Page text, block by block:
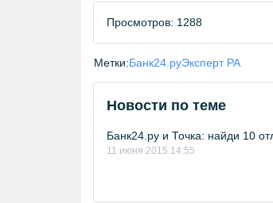
Просмотров: 1288
Метки:Банк24.руЭксперт РА
Новости по теме
Банк24.ру и Точка: найди 10
11 июня 2015 14:55